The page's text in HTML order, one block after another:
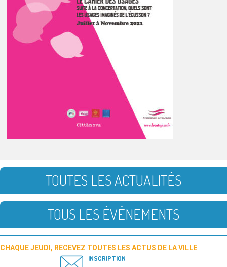
TOUTES LES ACTUALITÉS
TOUS LES ÉVÉNEMENTS
CHAQUE JEUDI, RECEVEZ TOUTES LES ACTUS DE LA VILLE
INSCRIPTION